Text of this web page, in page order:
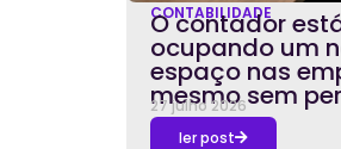
CONTABILIDADE
O contador
ocupando um
espaço nas
mesmo sem
27 julho 2026
ler post